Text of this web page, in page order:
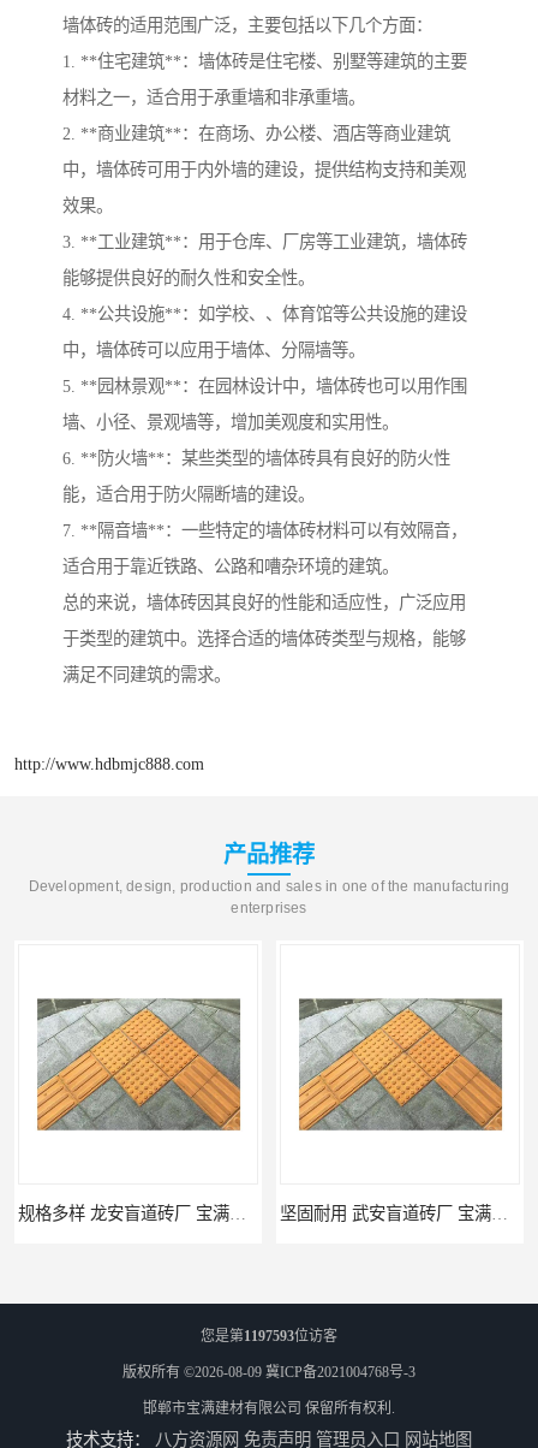
墙体砖的适用范围广泛，主要包括以下几个方面：
1. **住宅建筑**：墙体砖是住宅楼、别墅等建筑的主要
材料之一，适合用于承重墙和非承重墙。
2. **商业建筑**：在商场、办公楼、酒店等商业建筑
中，墙体砖可用于内外墙的建设，提供结构支持和美观
效果。
3. **工业建筑**：用于仓库、厂房等工业建筑，墙体砖
能够提供良好的耐久性和安全性。
4. **公共设施**：如学校、、体育馆等公共设施的建设
中，墙体砖可以应用于墙体、分隔墙等。
5. **园林景观**：在园林设计中，墙体砖也可以用作围
墙、小径、景观墙等，增加美观度和实用性。
6. **防火墙**：某些类型的墙体砖具有良好的防火性
能，适合用于防火隔断墙的建设。
7. **隔音墙**：一些特定的墙体砖材料可以有效隔音，
适合用于靠近铁路、公路和嘈杂环境的建筑。
总的来说，墙体砖因其良好的性能和适应性，广泛应用
于类型的建筑中。选择合适的墙体砖类型与规格，能够
满足不同建筑的需求。
http://www.hdbmjc888.com
产品推荐
Development, design, production and sales in one of the manufacturing
enterprises
规格多样 龙安盲道砖厂 宝满建材 坚固耐用 武安盲道砖厂 宝满建材
您是第1197593位访客
版权所有 ©2026-08-09 冀ICP备2021004768号-3
邯郸市宝满建材有限公司 保留所有权利.
技术支持： 八方资源网 免责声明 管理员入口 网站地图